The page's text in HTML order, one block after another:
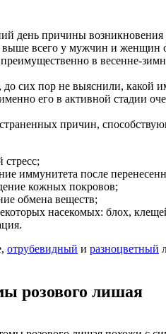
день причины возникновения
выше всего у мужчин и женщин
в весенне-
сих пор не выяснили, какой
его в активной стадии
причин,
стресс;
иммунитета после
кожных покровов;
обмена веществ;
насекомых: блох,
отрубевидный и разноцветный
розового лишая